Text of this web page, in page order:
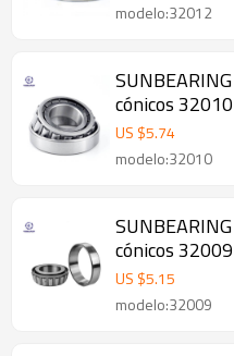
modelo:32012
cónicos
Acero al cromo
US $5.74
modelo:32010
cónicos
Acero al cromo
US $5.15
modelo:32009